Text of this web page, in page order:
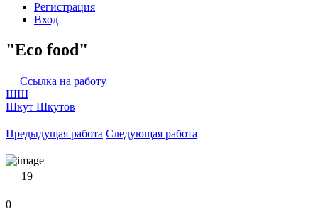
Регистрация
Вход
"Eco food"
Ссылка на работу
ШШ
Шкут Шкутов
Предыдущая работа Следующая работа
19
0